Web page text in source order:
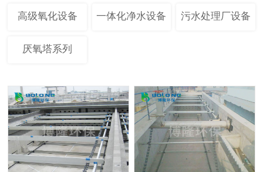
高级氧化设备 一体化净水设备 污水处理厂设备
厌氧塔系列